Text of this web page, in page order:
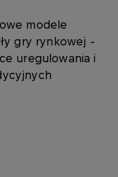
modele
gry rynkowej -
uregulowania i